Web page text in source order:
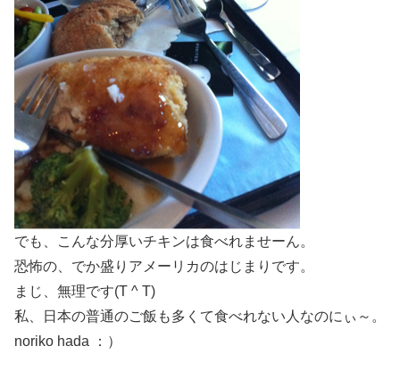
でも、こんな分厚いチキンは食べれませーん。
恐怖の、でか盛りアメーリカのはじまりです。
まじ、無理です(T ^ T)
私、日本の普通のご飯も多くて食べれない人なのにぃ～。
noriko hada ：）